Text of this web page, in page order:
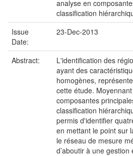
analyse en
classification
Issue
Date:
23-Dec-2013
Abstract:
L'identification des
ayant des
homogènes,
cette étude.
composantes
classification
permis d'identifier
en mettant le point sur
le réseau de mesure
d’aboutir à une